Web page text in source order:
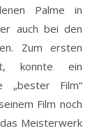
Palme in
auch bei den
Zum ersten
konnte ein
„bester Film“
Film noch
Meisterwerk